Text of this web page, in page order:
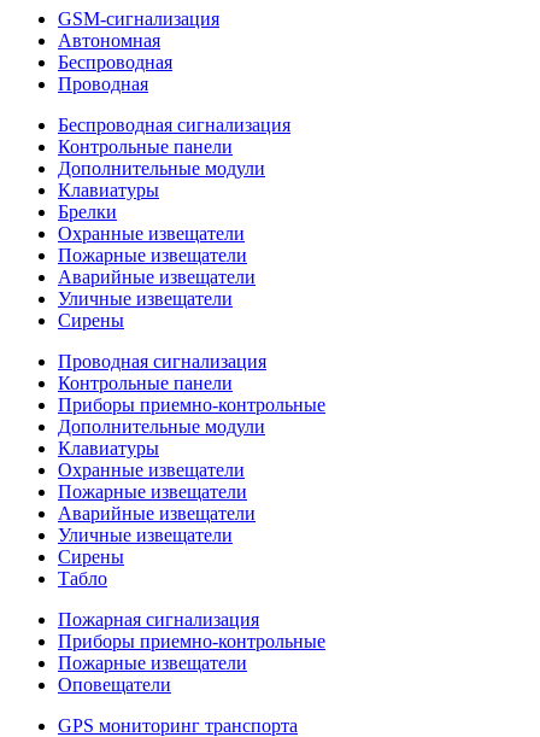
GSM-сигнализация
Автономная
Беспроводная
Проводная
Беспроводная сигнализация
Контрольные панели
Дополнительные модули
Клавиатуры
Брелки
Охранные извещатели
Пожарные извещатели
Аварийные извещатели
Уличные извещатели
Сирены
Проводная сигнализация
Контрольные панели
Приборы приемно-контрольные
Дополнительные модули
Клавиатуры
Охранные извещатели
Пожарные извещатели
Аварийные извещатели
Уличные извещатели
Сирены
Табло
Пожарная сигнализация
Приборы приемно-контрольные
Пожарные извещатели
Оповещатели
GPS мониторинг транспорта